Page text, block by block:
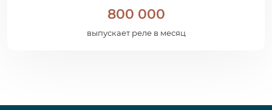
800 000
выпускает реле в месяц